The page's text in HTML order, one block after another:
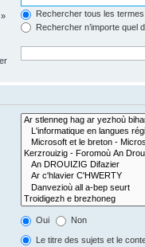
Rechercher tous les
Rechercher n’importe quel
Oui Non
Le titre des sujets et le